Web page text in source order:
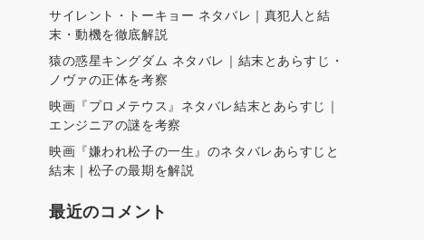
サイレント・トーキョー ネタバレ｜真犯人と結
末・動機を徹底解説
猿の惑星キングダム ネタバレ｜結末とあらすじ・
ノヴァの正体を考察
映画『プロメテウス』ネタバレ結末とあらすじ｜
エンジニアの謎を考察
映画『嫌われ松子の一生』のネタバレあらすじと
結末｜松子の最期を解説
最近のコメント